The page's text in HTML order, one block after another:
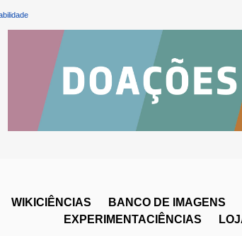
WIKICIÊNCIAS BANCO DE IMAGENS
EXPERIMENTACIÊNCIAS